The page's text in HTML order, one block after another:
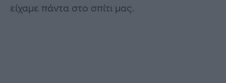
είχαμε πάντα στο σπίτι μας.